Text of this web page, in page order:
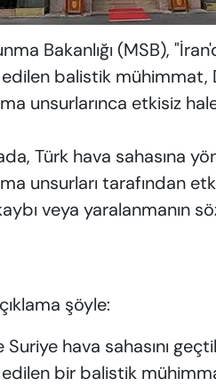
Bakanlığı (MSB),
balistik mühimmat,
unsurlarınca etkisiz
Türk hava sahasına
unsurları tarafından
veya yaralanmanın
şöyle:
hava sahasını
bir balistik